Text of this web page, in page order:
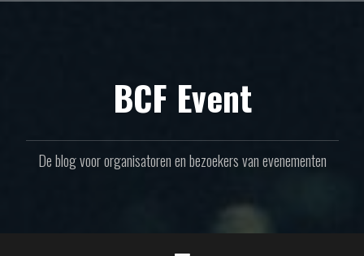
BCF Event
De blog voor organisatoren en bezoekers van evenementen